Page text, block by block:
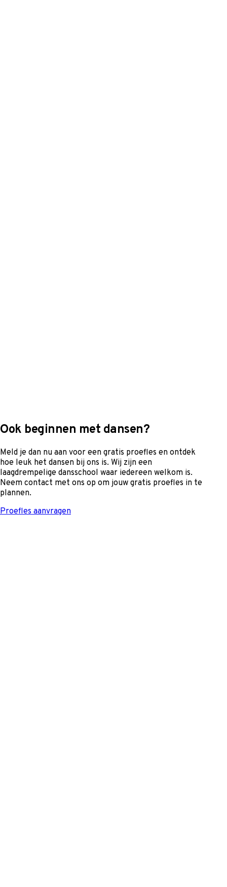
Ook beginnen met dansen?
Meld je dan nu aan voor een gratis proefles en ontdek
hoe leuk het dansen bij ons is. Wij zijn een
laagdrempelige dansschool waar iedereen welkom is.
Neem contact met ons op om jouw gratis proefles in te
plannen.
Proefles aanvragen